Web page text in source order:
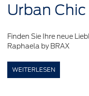
Urban
Finden Sie Ihre neue
Raphaela by BRAX
WEITERLESEN